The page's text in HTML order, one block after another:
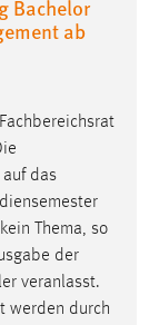
Bachelor
ab
auf das
Thema, so
der
veranlasst.
werden durch